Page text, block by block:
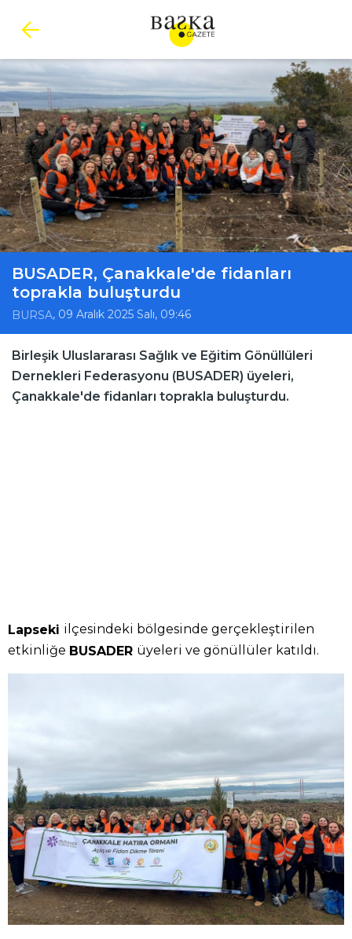
BUSADER, Çanakkale'de fidanları
toprakla buluşturdu
BURSA, 09 Aralık 2025 Salı, 09:46
Birleşik Uluslararası Sağlık ve Eğitim Gönüllüleri
Dernekleri Federasyonu (BUSADER) üyeleri,
Çanakkale'de fidanları toprakla buluşturdu.
Lapseki ilçesindeki bölgesinde gerçekleştirilen
etkinliğe BUSADER üyeleri ve gönüllüler katıldı.